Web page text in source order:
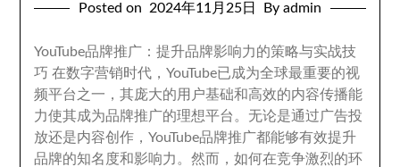
Posted on 2024年11月25日 By admin
YouTube品牌推广 ：提升品牌影响力的策略与实战技
巧 在数字营销时代 ，YouTube已成为全球最重要的视
频平台之一 ，其庞大的用户基础和高效的内容传播能
力使其成为品牌推广的理想平台 。 无论是通过广告投
放还是内容创作 ，YouTube品牌推广都能够有效提升
品牌的知名度和影响力 。然而 ，如何在竞争激烈的环